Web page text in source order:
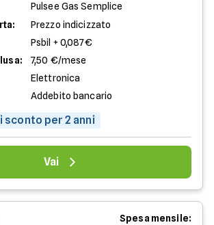
Pulsee Gas Semplice
Prezzo indicizzato
Psbil + 0,087€
7,50 €/mese
Elettronica
Addebito bancario
sconto per 2 anni
Vai
Spesa mensile: